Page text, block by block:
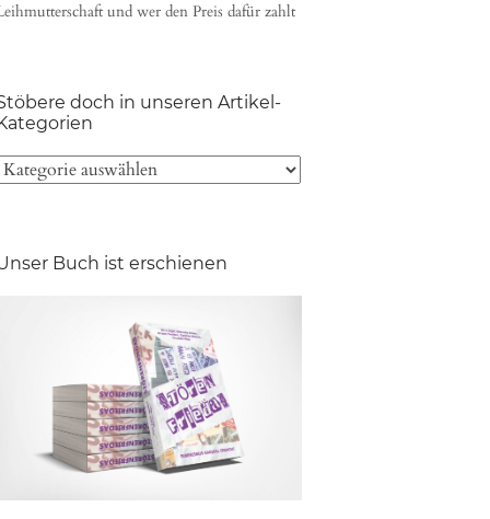
und wer den Preis dafür zahlt
doch in unseren Artikel-
Buch ist erschienen